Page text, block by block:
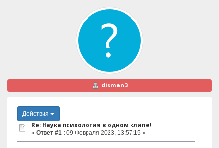
disman3
Действия
Re: Наука психология в одном клипе!
« Ответ #1 : 09 Февраля 2023, 13:57:15 »